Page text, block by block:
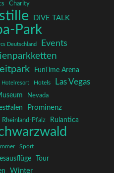
Charity
DIVE TALK
Park
Deutschland Events
FunTime Arena
Hotelresort Hotels
Las Vegas
Nevada
Prominenz
Rheinland-Pfalz Rulantica
Sport
Tour
Winter